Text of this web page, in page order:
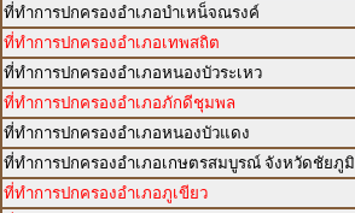
ที่ทำการปกครองอำเภอบำเหน็จณรงค์
ที่ทำการปกครองอำเภอเทพสถิต
ที่ทำการปกครองอำเภอหนองบัวระเหว
ที่ทำการปกครองอำเภอภักดีชุมพล
ที่ทำการปกครองอำเภอหนองบัวแดง
ที่ทำการปกครองอำเภอเกษตรสมบูรณ์ จังหวัดชัยภูมิ
ที่ทำการปกครองอำเภอภูเขียว